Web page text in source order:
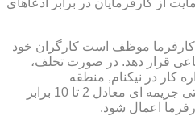
از کارفرمایان در برابر ادعاهای
قانون کار، کارفرما موظف است کارگران خود
قرار دهد. در صورت تخلف،
کار در نیکنام, منطقه
نیکنام،اقدام به شکایت کند و حتی جریمه ای معادل 2 تا 10 برابر
اعمال شود.